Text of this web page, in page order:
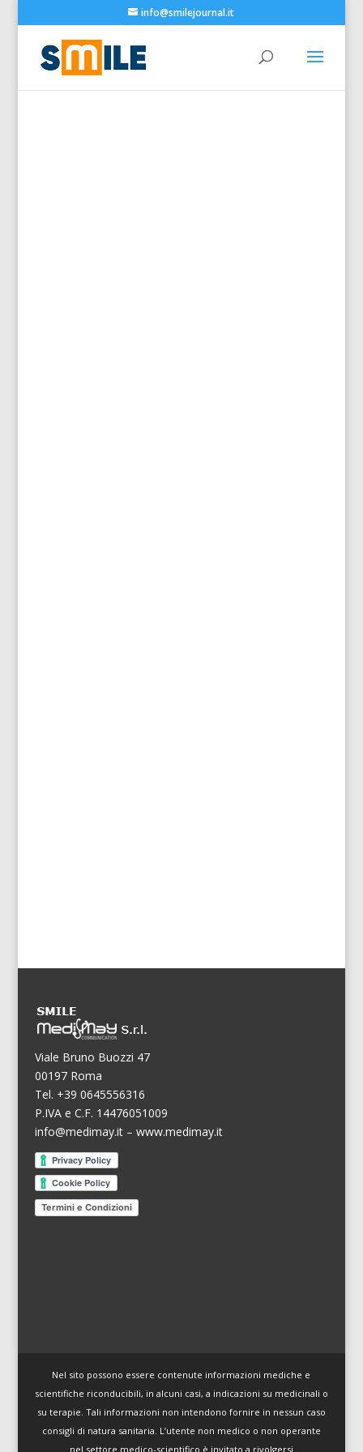
info@smilejournal.it
Viale Bruno Buozzi 47
00197 Roma
Tel. +39 0645556316
P.IVA e C.F. 14476051009
info@medimay.it– www.medimay.it
Termini e Condizioni
Nel sito possono essere contenute informazioni mediche e
scientifiche riconducibili, in alcuni casi, a indicazioni su medicinali o
su terapie. Tali informazioni non intendono fornire in nessun caso
consigli di natura sanitaria. L’utente non medico o non operante
nel settore medico-scientifico è invitato a rivolgersi